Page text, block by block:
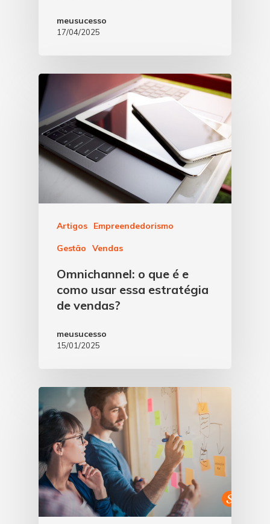
meusucesso
17/04/2025
Artigos Empreendedorismo
Gestão Vendas
Omnichannel: o que é e
como usar essa estratégia
de vendas?
meusucesso
15/01/2025